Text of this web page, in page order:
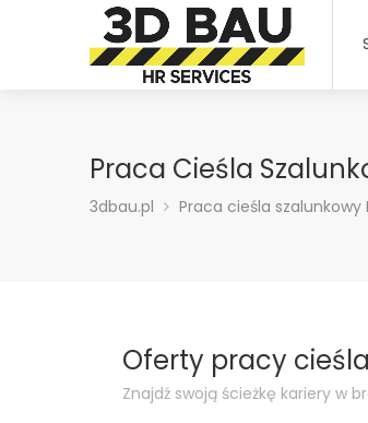
Praca Cieśla
3dbau.pl Praca cieśla szalunkowy
Oferty pracy
Znajdź swoją ścieżkę kariery w